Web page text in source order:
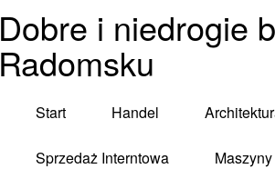
Dobre i niedrogie
Radomsku
Start Handel
Sprzedaż Interntowa